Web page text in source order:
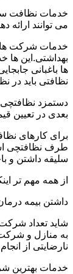
خدمات نظافت
می توانند ارائه
خدمات شرکت
بهداشتی.این ها
ها باغبانی
نظافتی باید در
دستمزد
بعدی در تعیین
برای کارهای
طرف نظافتچی
سلیقه داشتن و
از همه مهم تر
داشتن بیمه
شاید تعداد
به منازل و
نارضایتی از
خدمات بهترین